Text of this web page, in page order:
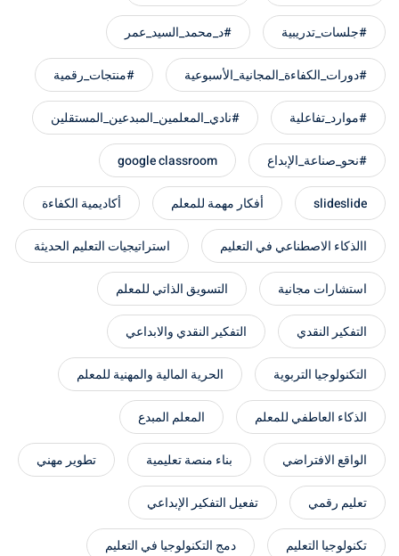
#جلسات_تدريبية #د_محمد_السيد_عمر
#دورات_الكفاءة_المجانية_الأسبوعية #منتجات_رقمية
#موارد_تفاعلية #نادي_المعلمين_المبدعين_المستقلين
#نحو_صناعة_الإبداع google classroom
slideslide أفكار مهمة للمعلم أكاديمية الكفاءة
االذكاء الاصطناعي في التعليم استراتيجيات التعليم الحديثة
استشارات مجانية التسويق الذاتي للمعلم
التفكير النقدي التفكير النقدي والابداعي
التكنولوجيا التربوية الحرية المالية والمهنية للمعلم
الذكاء العاطفي للمعلم المعلم المبدع
الواقع الافتراضي بناء منصة تعليمية تطوير مهني
تعليم رقمي تفعيل التفكير الإبداعي
تكنولوجيا التعليم دمج التكنولوجيا في التعليم